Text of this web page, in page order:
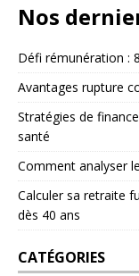
Nos
Défi rémunération :
Avantages rupture
Stratégies de
santé
Comment analyser
Calculer sa retraite
dès 40 ans
CATÉGORIES